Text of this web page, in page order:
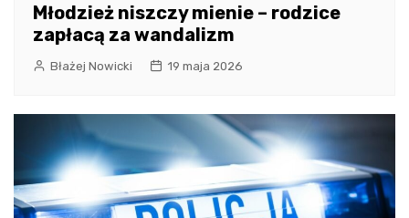
Młodzież niszczy mienie – rodzice
zapłacą za wandalizm
Błażej Nowicki 19 maja 2026